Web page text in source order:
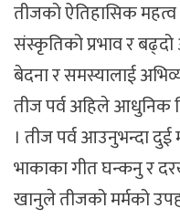
तीजको ऐतिहासिक महत्व
संस्कृतिको प्रभाव र
बेदना र समस्यालाई
तीज पर्व अहिले आधुनिक
। तीज पर्व आउनुभन्दा
भाकाका गीत घन्कनु र
खानुले तीजको मर्मको